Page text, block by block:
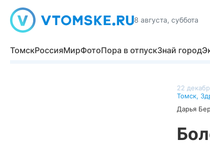
8 августа, суббота
ТомскРоссияМирФотоПора в отпускЗнай город
22
Томск,
Дарья